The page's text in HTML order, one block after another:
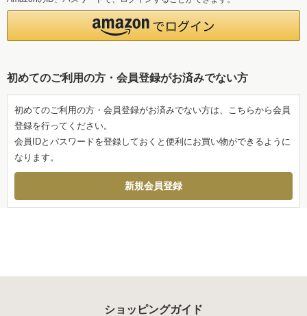
初めてのご利用の方・会員登録がお済みでない方
初めてのご利用の方・会員登録がお済みでない方は、こちらから会員
登録を行ってください。
会員IDとパスワードを登録しておくと便利にお買い物ができるように
なります。
ショッピングガイド